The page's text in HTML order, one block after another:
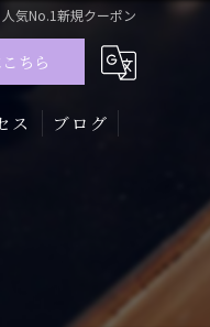
人気No.1新規クーポン
ちら
ス ブログ